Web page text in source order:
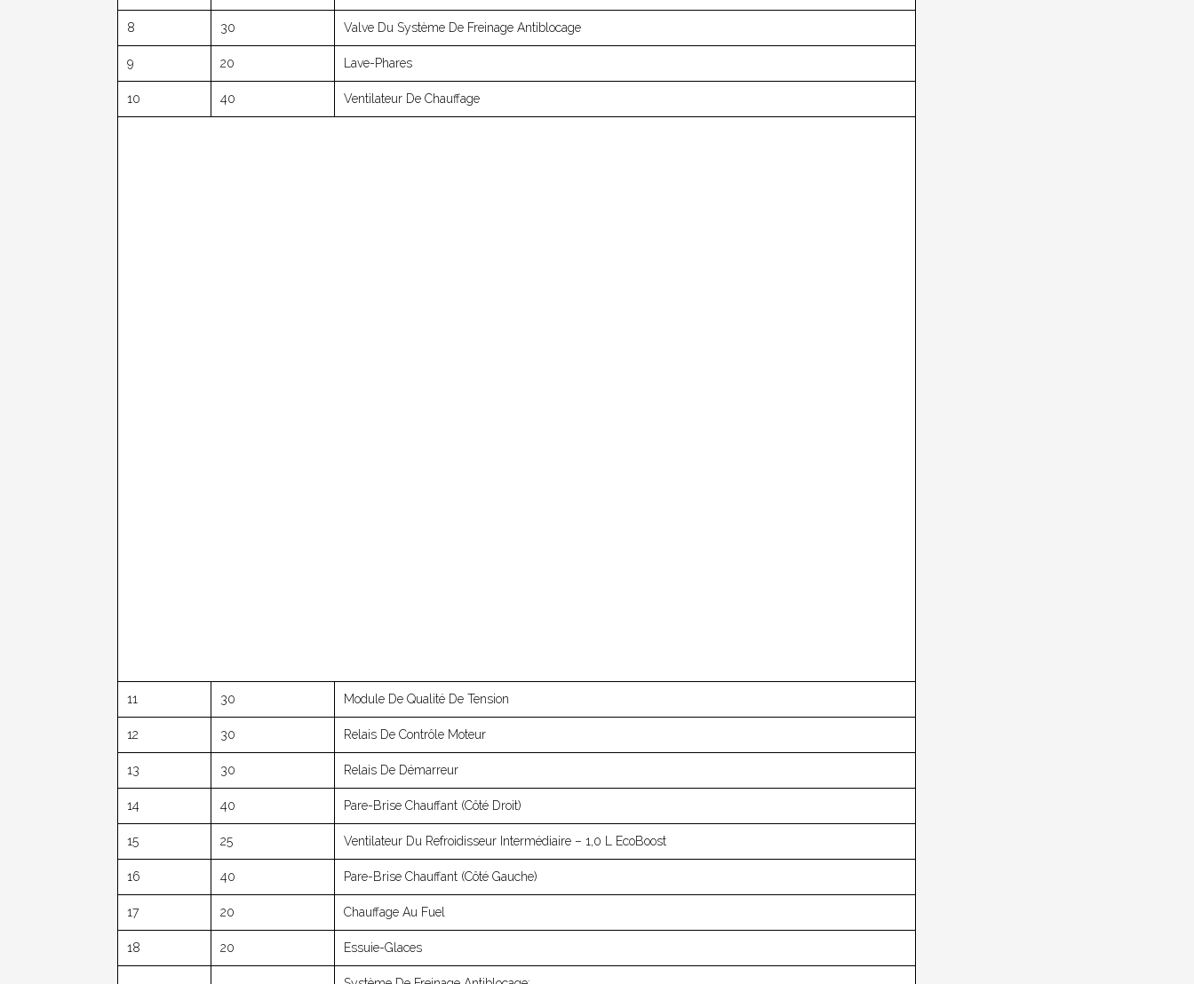
8 30 Valve Du Système De Freinage Antiblocage
9 20 Lave-Phares
10 40 Ventilateur De Chauffage
11 30 Module De Qualité De Tension
12 30 Relais De Contrôle Moteur
13 30 Relais De Démarreur
14 40 Pare-Brise Chauffant (côté Droit)
15 25 Ventilateur Du Refroidisseur Intermédiaire – 1,0 L EcoBoost
16 40 Pare-Brise Chauffant (côté Gauche)
17 20 Chauffage Au Fuel
18 20 Essuie-Glaces